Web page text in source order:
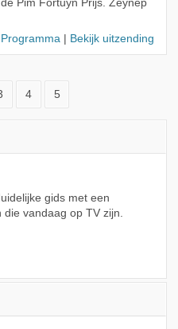
Pim Fortuyn Prijs. Zeynep
Programma
Bekijk uitzending
4 5
gids met een
vandaag op TV zijn.